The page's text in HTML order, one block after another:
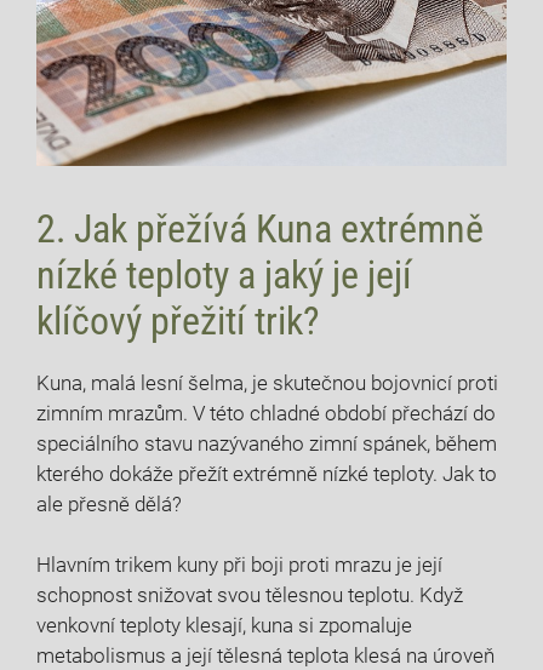
2. Jak přežívá Kuna extrémně
nízké teploty a jaký je její
klíčový přežití trik?
Kuna, malá lesní šelma, je skutečnou bojovnicí proti
zimním mrazům. V této chladné období přechází do
speciálního stavu nazývaného zimní spánek, během
kterého dokáže přežít extrémně nízké teploty. Jak to
ale přesně dělá?
Hlavním trikem kuny při boji proti mrazu je její
schopnost snižovat svou tělesnou teplotu. Když
venkovní teploty klesají, kuna si zpomaluje
metabolismus a její tělesná teplota klesá na úroveň